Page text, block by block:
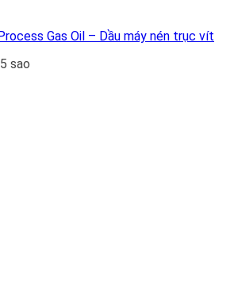
Gas Oil – Dầu máy nén trục vít
5 sao